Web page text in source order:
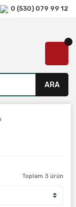
0 (530) 079 99 12
ARA
Toplam 3 ürün